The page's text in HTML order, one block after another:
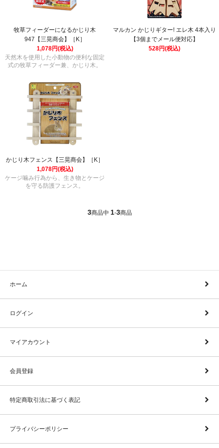
牧草フィーダーになるかじり木
947【三晃商会】［K］
1,078円(税込)
天然木を使用した小動物の便利な固定
式の牧草フィーダー兼、かじり木。
マルカン かじりギター! エレ木 4本入り
【3個までメール便対応】
528円(税込)
かじり木フェンス【三晃商会】［K］
1,078円(税込)
ケージ噛み行為から、生き物とケージ
を守る防護フェンス。
3商品中 1-3商品
ホーム
ログイン
マイアカウント
会員登録
特定商取引法に基づく表記
プライバシーポリシー